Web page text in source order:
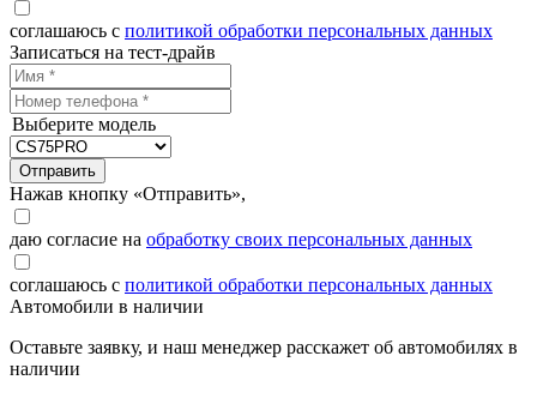
соглашаюсь с политикой обработки персональных данных
Записаться на тест-драйв
Выберите модель
Отправить
Нажав кнопку «Отправить»,
даю согласие на обработку своих персональных данных
соглашаюсь с политикой обработки персональных данных
Автомобили в наличии
Оставьте заявку, и наш менеджер расскажет об автомобилях в
наличии